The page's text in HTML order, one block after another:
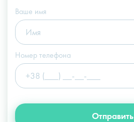
info@slosser.com.ua
Ваше имя
Номер телефона
Отправить